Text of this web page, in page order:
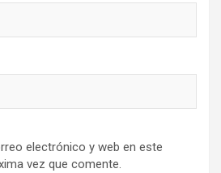
electrónico y web en este
vez que comente.